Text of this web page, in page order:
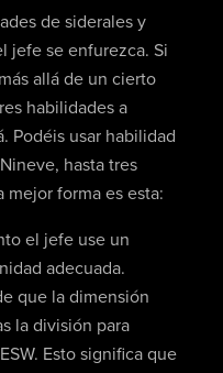
de siderales y
jefe se enfurezca. Si
allá de un cierto
habilidades a
Podéis usar habilidad
hasta tres
mejor forma es esta:
el jefe use un
adecuada.
que la dimensión
la división para
Esto significa que